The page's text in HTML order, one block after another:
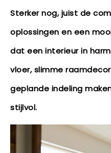
Sterker nog, juist de
oplossingen en een
dat een interieur in
vloer, slimme
geplande indeling
stijlvol.